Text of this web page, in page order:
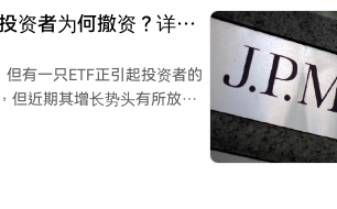
资者为何撤资？详情
有一只ETF正引起投资者的
但近期其增长势头有所放
未来的竞争力产生了更